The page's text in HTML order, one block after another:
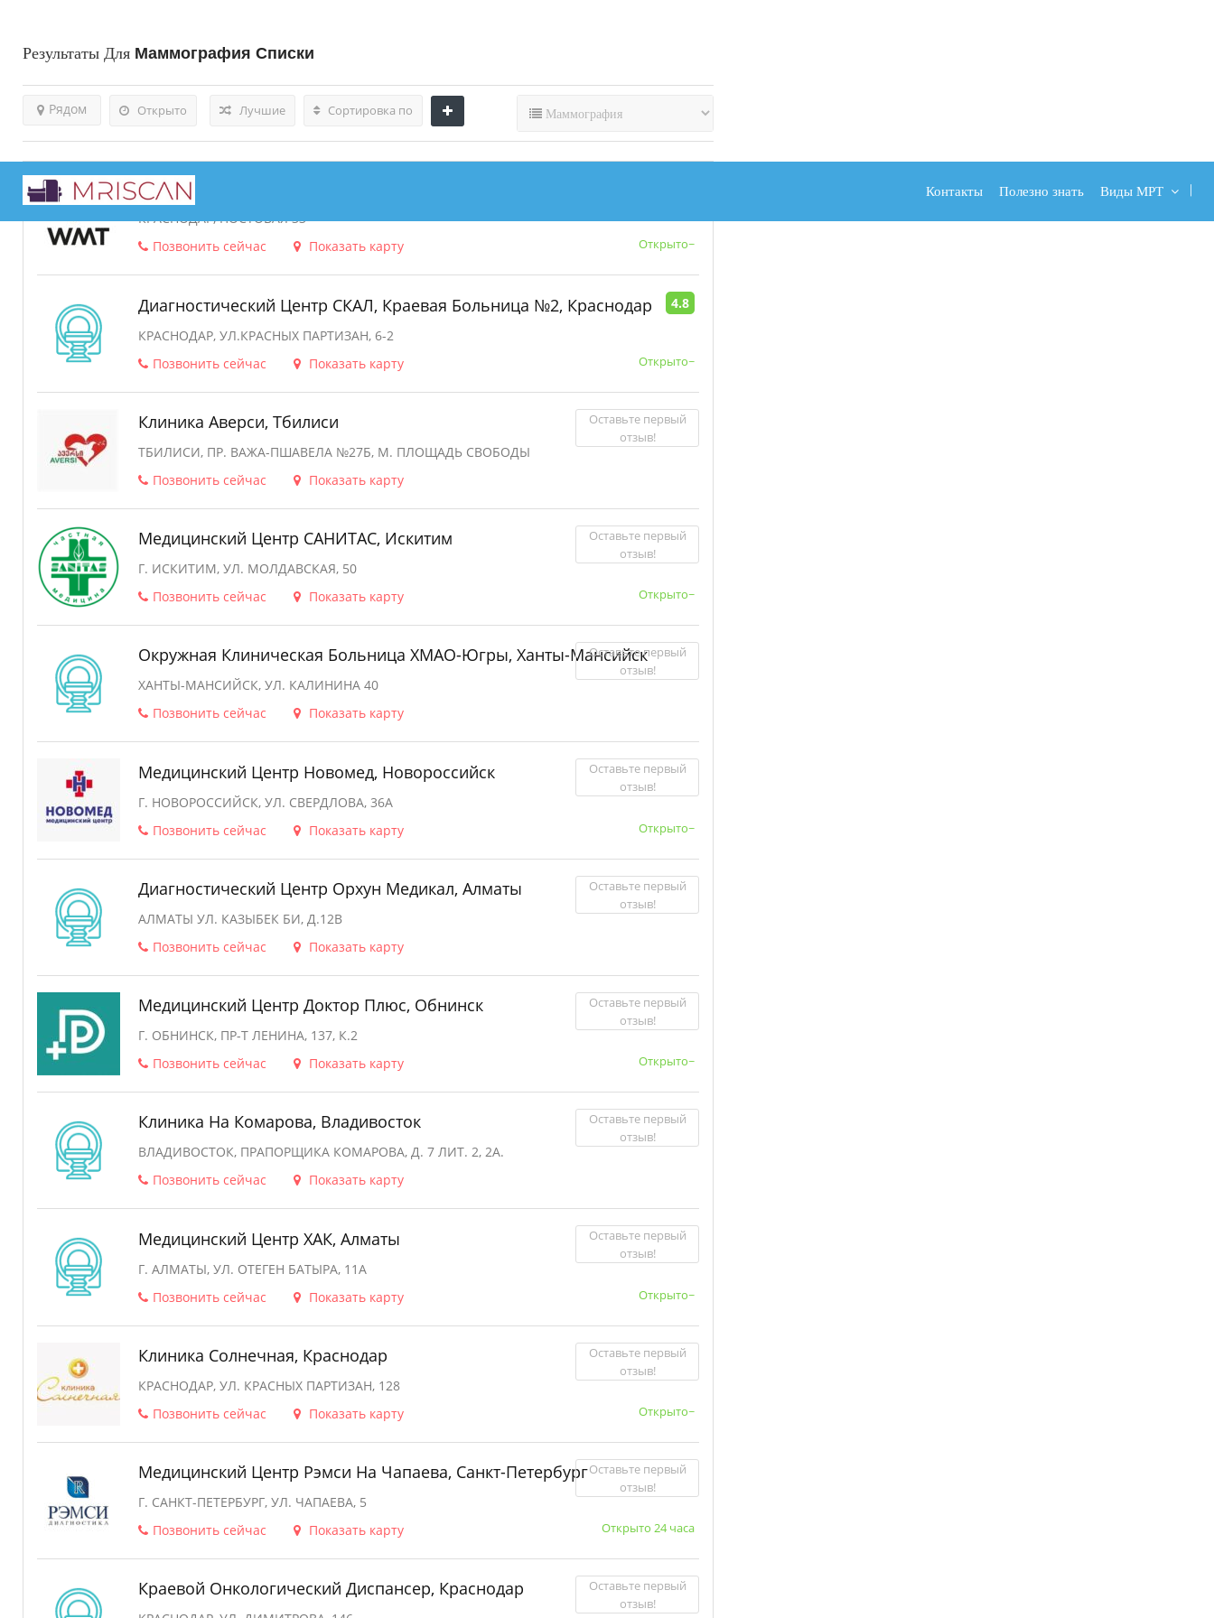
Контакты Полезно знать Виды МРТ
Результаты Для Маммография Списки
Открыто
Рядом Лучшие Сортировка по
Ad Клиника WMT Краснодар
КРАСНОДАР, ПОСТОВАЯ 33
Позвонить сейчас
Показать карту Открыто~
Диагностический Центр СКАЛ, Краевая Больница №2, Краснодар
КРАСНОДАР, УЛ.КРАСНЫХ ПАРТИЗАН, 6-2
Позвонить сейчас
Показать карту Открыто~
4.8
Клиника Аверси, Тбилиси
ТБИЛИСИ, ПР. ВАЖА-ПШАВЕЛА №27Б, М. ПЛОЩАДЬ СВОБОДЫ
Позвонить сейчас
Показать карту
Оставьте первый
отзыв!
Медицинский Центр САНИТАС, Искитим
Г. ИСКИТИМ, УЛ. МОЛДАВСКАЯ, 50
Позвонить сейчас
Показать карту Открыто~
Оставьте первый
отзыв!
Окружная Клиническая Больница ХМАО-Югры, Ханты-Мансийск
ХАНТЫ-МАНСИЙСК, УЛ. КАЛИНИНА 40
Позвонить сейчас
Показать карту
Оставьте первый
отзыв!
Медицинский Центр Новомед, Новороссийск
Г. НОВОРОССИЙСК, УЛ. СВЕРДЛОВА, 36А
Позвонить сейчас
Показать карту Открыто~
Оставьте первый
отзыв!
Диагностический Центр Орхун Медикал, Алматы
АЛМАТЫ УЛ. КАЗЫБЕК БИ, Д.12В
Позвонить сейчас
Показать карту
Оставьте первый
отзыв!
Медицинский Центр Доктор Плюс, Обнинск
Г. ОБНИНСК, ПР-Т ЛЕНИНА, 137, К.2
Позвонить сейчас
Показать карту Открыто~
Оставьте первый
отзыв!
Клиника На Комарова, Владивосток
ВЛАДИВОСТОК, ПРАПОРЩИКА КОМАРОВА, Д. 7 ЛИТ. 2, 2А.
Позвонить сейчас
Показать карту
Оставьте первый
отзыв!
Медицинский Центр ХАК, Алматы
Г. АЛМАТЫ, УЛ. ОТЕГЕН БАТЫРА, 11А
Позвонить сейчас
Показать карту Открыто~
Оставьте первый
отзыв!
Клиника Солнечная, Краснодар
КРАСНОДАР, УЛ. КРАСНЫХ ПАРТИЗАН, 128
Позвонить сейчас
Показать карту Открыто~
Оставьте первый
отзыв!
Медицинский Центр Рэмси На Чапаева, Санкт-Петербург
Г. САНКТ-ПЕТЕРБУРГ, УЛ. ЧАПАЕВА, 5
Позвонить сейчас
Показать карту Открыто 24 часа
Оставьте первый
отзыв!
Краевой Онкологический Диспансер, Краснодар
Оставьте первый
отзыв!